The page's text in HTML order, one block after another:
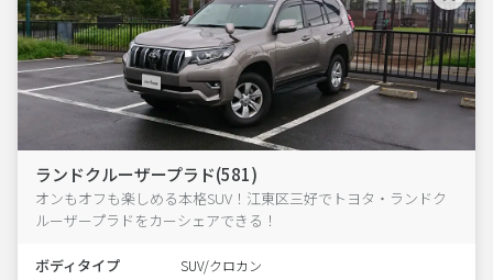
ランドクルーザープラド(581)
オンもオフも楽しめる本格SUV！江東区三好でトヨタ・ランドク
ルーザープラドをカーシェアできる！
ボディタイプ SUV/クロカン